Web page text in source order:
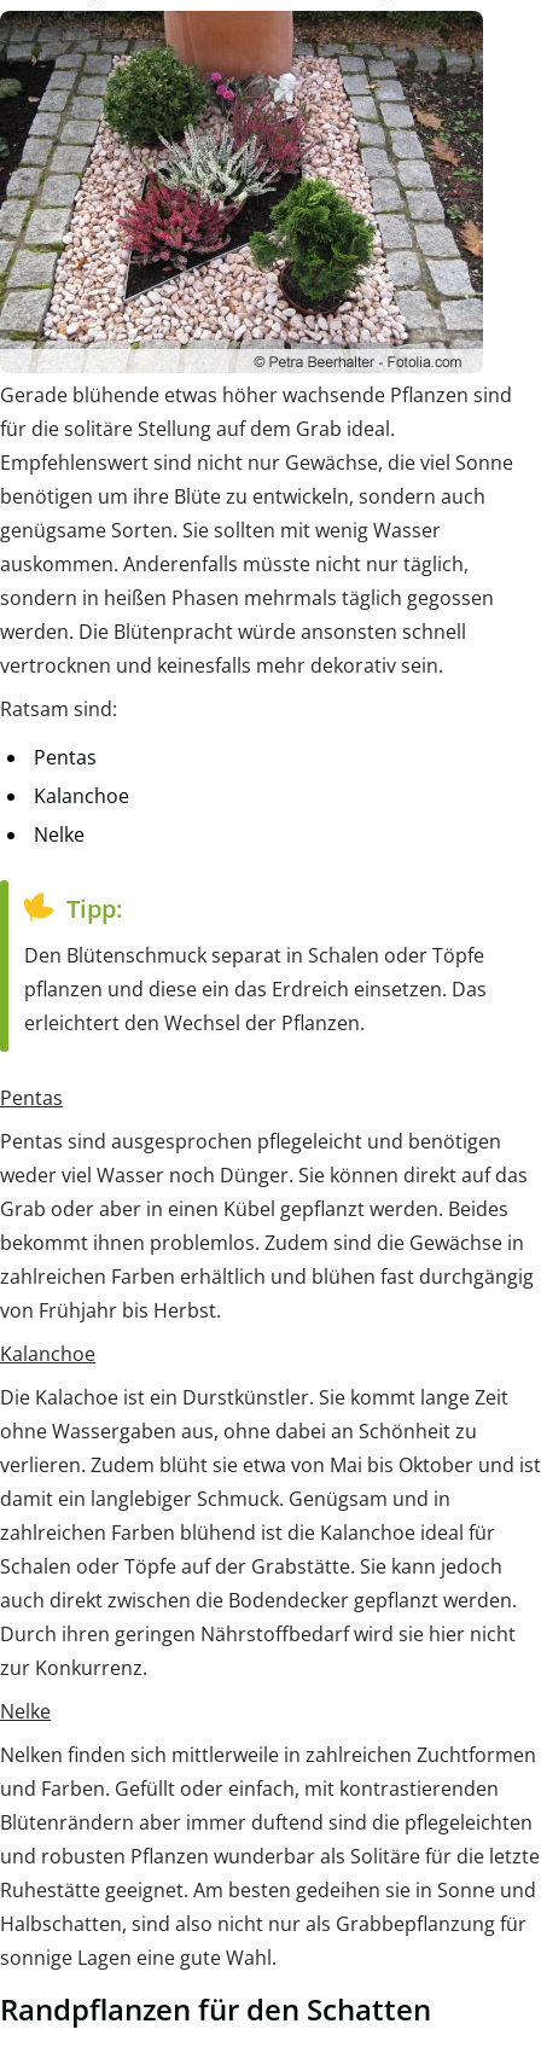
Gerade blühende etwas höher wachsende Pflanzen sind
für die solitäre Stellung auf dem Grab ideal.
Empfehlenswert sind nicht nur Gewächse, die viel Sonne
benötigen um ihre Blüte zu entwickeln, sondern auch
genügsame Sorten. Sie sollten mit wenig Wasser
auskommen. Anderenfalls müsste nicht nur täglich,
sondern in heißen Phasen mehrmals täglich gegossen
werden. Die Blütenpracht würde ansonsten schnell
vertrocknen und keinesfalls mehr dekorativ sein.
Ratsam sind:
Pentas
Kalanchoe
Nelke
Tipp:
Den Blütenschmuck separat in Schalen oder Töpfe
pflanzen und diese ein das Erdreich einsetzen. Das
erleichtert den Wechsel der Pflanzen.
Pentas
Pentas sind ausgesprochen pflegeleicht und benötigen
weder viel Wasser noch Dünger. Sie können direkt auf das
Grab oder aber in einen Kübel gepflanzt werden. Beides
bekommt ihnen problemlos. Zudem sind die Gewächse in
zahlreichen Farben erhältlich und blühen fast durchgängig
von Frühjahr bis Herbst.
Kalanchoe
Die Kalachoe ist ein Durstkünstler. Sie kommt lange Zeit
ohne Wassergaben aus, ohne dabei an Schönheit zu
verlieren. Zudem blüht sie etwa von Mai bis Oktober und ist
damit ein langlebiger Schmuck. Genügsam und in
zahlreichen Farben blühend ist die Kalanchoe ideal für
Schalen oder Töpfe auf der Grabstätte. Sie kann jedoch
auch direkt zwischen die Bodendecker gepflanzt werden.
Durch ihren geringen Nährstoffbedarf wird sie hier nicht
zur Konkurrenz.
Nelke
Nelken finden sich mittlerweile in zahlreichen Zuchtformen
und Farben. Gefüllt oder einfach, mit kontrastierenden
Blütenrändern aber immer duftend sind die pflegeleichten
und robusten Pflanzen wunderbar als Solitäre für die letzte
Ruhestätte geeignet. Am besten gedeihen sie in Sonne und
Halbschatten, sind also nicht nur als Grabbepflanzung für
sonnige Lagen eine gute Wahl.
Randpflanzen für den Schatten